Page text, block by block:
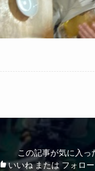
この記事が気に入っ
いいね または フォロ